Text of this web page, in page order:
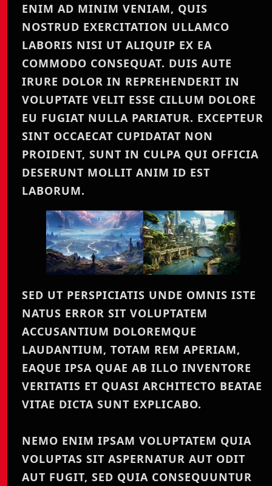
ENIM AD MINIM VENIAM, QUIS
NOSTRUD EXERCITATION ULLAMCO
LABORIS NISI UT ALIQUIP EX EA
COMMODO CONSEQUAT. DUIS AUTE
IRURE DOLOR IN REPREHENDERIT IN
VOLUPTATE VELIT ESSE CILLUM DOLORE
EU FUGIAT NULLA PARIATUR. EXCEPTEUR
SINT OCCAECAT CUPIDATAT NON
PROIDENT, SUNT IN CULPA QUI OFFICIA
DESERUNT MOLLIT ANIM ID EST
LABORUM.
SED UT PERSPICIATIS UNDE OMNIS ISTE
NATUS ERROR SIT VOLUPTATEM
ACCUSANTIUM DOLOREMQUE
LAUDANTIUM, TOTAM REM APERIAM,
EAQUE IPSA QUAE AB ILLO INVENTORE
VERITATIS ET QUASI ARCHITECTO BEATAE
VITAE DICTA SUNT EXPLICABO.
NEMO ENIM IPSAM VOLUPTATEM QUIA
VOLUPTAS SIT ASPERNATUR AUT ODIT
AUT FUGIT, SED QUIA CONSEQUUNTUR